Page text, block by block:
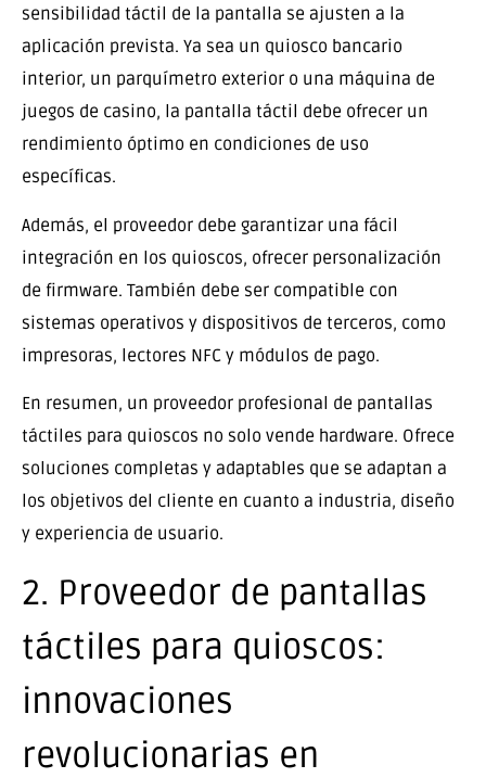
sensibilidad táctil de la pantalla se ajusten a la
aplicación prevista. Ya sea un quiosco bancario
interior, un parquímetro exterior o una máquina de
juegos de casino, la pantalla táctil debe ofrecer un
rendimiento óptimo en condiciones de uso
específicas.
Además, el proveedor debe garantizar una fácil
integración en los quioscos, ofrecer personalización
de firmware. También debe ser compatible con
sistemas operativos y dispositivos de terceros, como
impresoras, lectores NFC y módulos de pago.
En resumen, un proveedor profesional de pantallas
táctiles para quioscos no solo vende hardware. Ofrece
soluciones completas y adaptables que se adaptan a
los objetivos del cliente en cuanto a industria, diseño
y experiencia de usuario.
2. Proveedor de pantallas
táctiles para quioscos:
innovaciones
revolucionarias en